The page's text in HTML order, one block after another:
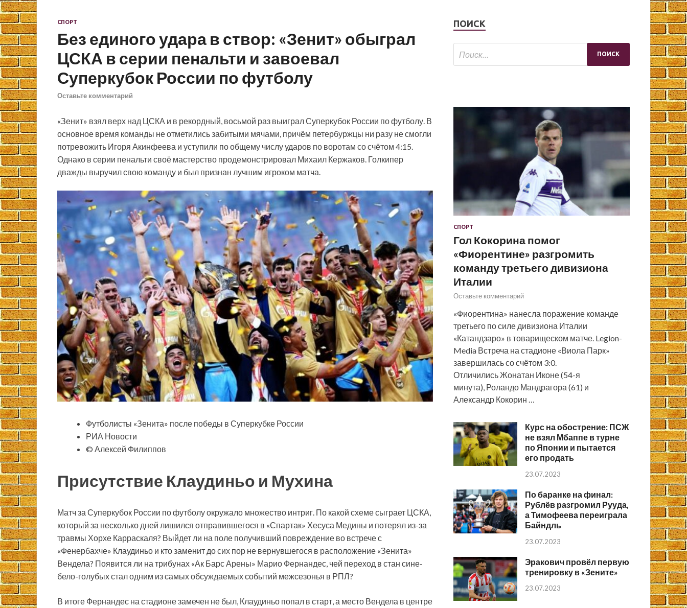
СПОРТ
Без единого удара в створ: «Зенит» обыграл
ЦСКА в серии пенальти и завоевал
Суперкубок России по футболу
Оставьте комментарий
«Зенит» взял верх над ЦСКА и в рекордный, восьмой раз выиграл Суперкубок России по футболу. В
основное время команды не отметились забитыми мячами, причём петербуржцы ни разу не смогли
потревожить Игоря Акинфеева и уступили по общему числу ударов по воротам со счётом 4:15.
Однако в серии пенальти своё мастерство продемонстрировал Михаил Кержаков. Голкипер
дважды выручил свою команду и был признан лучшим игроком матча.
Футболисты «Зенита» после победы в Суперкубке России
РИА Новости
© Алексей Филиппов
Присутствие Клаудиньо и Мухина
Матч за Суперкубок России по футболу окружало множество интриг. По какой схеме сыграет ЦСКА,
который за несколько дней лишился отправившегося в «Спартак» Хесуса Медины и потерял из-за
травмы Хорхе Карраскаля? Выйдет ли на поле получивший повреждение во встрече с
«Фенербахче» Клаудиньо и кто заменит до сих пор не вернувшегося в расположение «Зенита»
Вендела? Появится ли на трибунах «Ак Барс Арены» Марио Фернандес, чей переход в стан сине-
бело-голубых стал одним из самых обсуждаемых событий межсезонья в РПЛ?
В итоге Фернандес на стадионе замечен не был, Клаудиньо попал в старт, а место Вендела в центре
ПОИСК
СПОРТ
Гол Кокорина помог
«Фиорентине» разгромить
команду третьего дивизиона
Италии
Оставьте комментарий
«Фиорентина» нанесла поражение команде
третьего по силе дивизиона Италии
«Катандзаро» в товарищеском матче. Legion-
Media Встреча на стадионе «Виола Парк»
завершилась со счётом 3:0.
Отличились Жонатан Иконе (54-я
минута), Роландо Мандрагора (61) и
Александр Кокорин …
Курс на обострение: ПСЖ
не взял Мбаппе в турне
по Японии и пытается
его продать
23.07.2023
По баранке на финал:
Рублёв разгромил Рууда,
а Тимофеева переиграла
Байндль
23.07.2023
Эракович провёл первую
тренировку в «Зените»
23.07.2023